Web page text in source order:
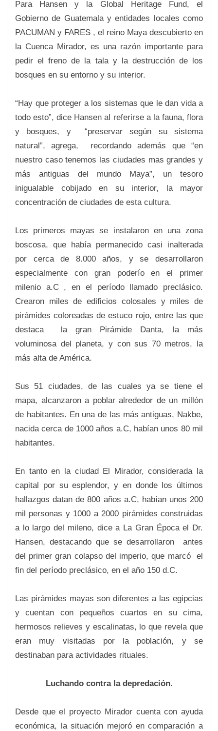
Para Hansen y la Global Heritage Fund, el
Gobierno de Guatemala y entidades locales como
PACUMAN y FARES , el reino Maya descubierto en
la Cuenca Mirador, es una razón importante para
pedir el freno de la tala y la destrucción de los
bosques en su entorno y su interior.
“Hay que proteger a los sistemas que le dan vida a
todo esto”, dice Hansen al referirse a la fauna, flora
y bosques, y “preservar según su sistema
natural”, agrega, recordando además que “en
nuestro caso tenemos las ciudades mas grandes y
más antiguas del mundo Maya”, un tesoro
inigualable cobijado en su interior, la mayor
concentración de ciudades de esta cultura.
Los primeros mayas se instalaron en una zona
boscosa, que había permanecido casi inalterada
por cerca de 8.000 años, y se desarrollaron
especialmente con gran poderío en el primer
milenio a.C , en el período llamado preclásico.
Crearon miles de edificios colosales y miles de
pirámides coloreadas de estuco rojo, entre las que
destaca la gran Pirámide Danta, la más
voluminosa del planeta, y con sus 70 metros, la
más alta de América.
Sus 51 ciudades, de las cuales ya se tiene el
mapa, alcanzaron a poblar alrededor de un millón
de habitantes. En una de las más antiguas, Nakbe,
nacida cerca de 1000 años a.C, habían unos 80 mil
habitantes.
En tanto en la ciudad El Mirador, considerada la
capital por su esplendor, y en donde los últimos
hallazgos datan de 800 años a.C, habían unos 200
mil personas y 1000 a 2000 pirámides construidas
a lo largo del mileno, dice a La Gran Época el Dr.
Hansen, destacando que se desarrollaron antes
del primer gran colapso del imperio, que marcó el
fin del período preclásico, en el año 150 d.C.
Las pirámides mayas son diferentes a las egipcias
y cuentan con pequeños cuartos en su cima,
hermosos relieves y escalinatas, lo que revela que
eran muy visitadas por la población, y se
destinaban para actividades rituales.
Luchando contra la depredación.
Desde que el proyecto Mirador cuenta con ayuda
económica, la situación mejoró en comparación a